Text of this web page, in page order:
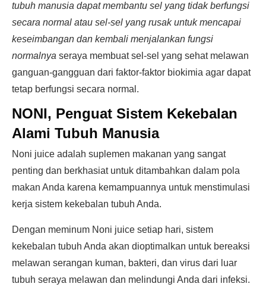
tubuh manusia dapat membantu sel yang tidak berfungsi
secara normal atau sel-sel yang rusak untuk mencapai
keseimbangan dan kembali menjalankan fungsi
normalnya seraya membuat sel-sel yang sehat melawan
ganguan-gangguan dari faktor-faktor biokimia agar dapat
tetap berfungsi secara normal.
NONI, Penguat Sistem Kekebalan
Alami Tubuh Manusia
Noni juice adalah suplemen makanan yang sangat
penting dan berkhasiat untuk ditambahkan dalam pola
makan Anda karena kemampuannya untuk menstimulasi
kerja sistem kekebalan tubuh Anda.
Dengan meminum Noni juice setiap hari, sistem
kekebalan tubuh Anda akan dioptimalkan untuk bereaksi
melawan serangan kuman, bakteri, dan virus dari luar
tubuh seraya melawan dan melindungi Anda dari infeksi.